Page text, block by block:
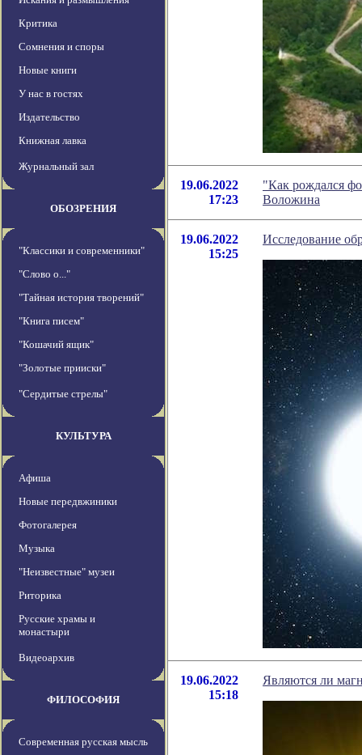
Критика
Сомнения и споры
Новые книги
У нас в гостях
Издательство
Книжная лавка
Журнальный зал
ОБОЗРЕНИЯ
"Классики и современники"
"Слово о..."
"Тайная история творений"
"Книга писем"
"Кошачий ящик"
"Золотые прииски"
"Сердитые стрелы"
КУЛЬТУРА
Афиша
Новые передвжиники
Фотогалерея
Музыка
"Неизвестные" музеи
Риторика
Русские храмы и
монастыри
Видеоархив
ФИЛОСОФИЯ
Современная русская мысль
19.06.2022
17:23
"Как рождался
Воложина
19.06.2022
15:25
Исследование
19.06.2022
15:18
Являются ли